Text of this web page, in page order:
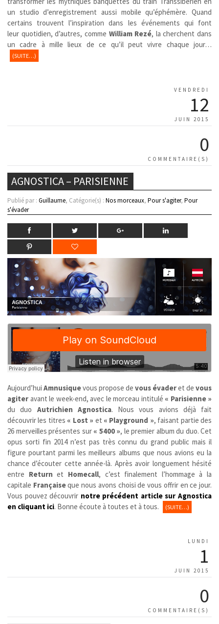
un studio d’enregistrement aussi mobile qu’éphémère. Quand
certains trouvent l’inspiration dans les événements qui font
leur quotidien, d’autres, comme William Rezé, la cherchent dans
un cadre à mille lieux de ce qu’il peut vivre chaque jour…
(SUITE…)
VENDREDI
12
JUIN 2015
0
COMMENTAIRE(S)
AGNOSTICA – PARISIENNE
Publié par : Guillaume, Catégorie(s) : Nos morceaux, Pour s'agiter, Pour
s'évader
Aujourd’hui Amnusiquevous propose de vous évaderet de vous
agiter avant le week-end, avec le morceau intitulé « Parisienne »
du duo Autrichien Agnostica. Nous vous avions déjà fait
découvrir les titres « Lost » et « Playground », faisant partie des
26 merveilles présentes sur « 5400 », le premier album du duo. Cet
opus sorti fin 2014 n’est pas très connu du grand public mais il
figure pourtant parmi les meilleurs albums que nous avions eu la
chance d’écouter cette année-là. Après avoir longuement hésité
entre Return et Homecall, c’est finalement l’hommage à la
capitale Françaiseque nous avons choisi de vous offrir en ce jour.
Vous pouvez découvrir notre précédent article sur Agnostica
en cliquant ici. Bonne écoute à toutes et à tous. (SUITE…)
LUNDI
1
JUIN 2015
0
COMMENTAIRE(S)